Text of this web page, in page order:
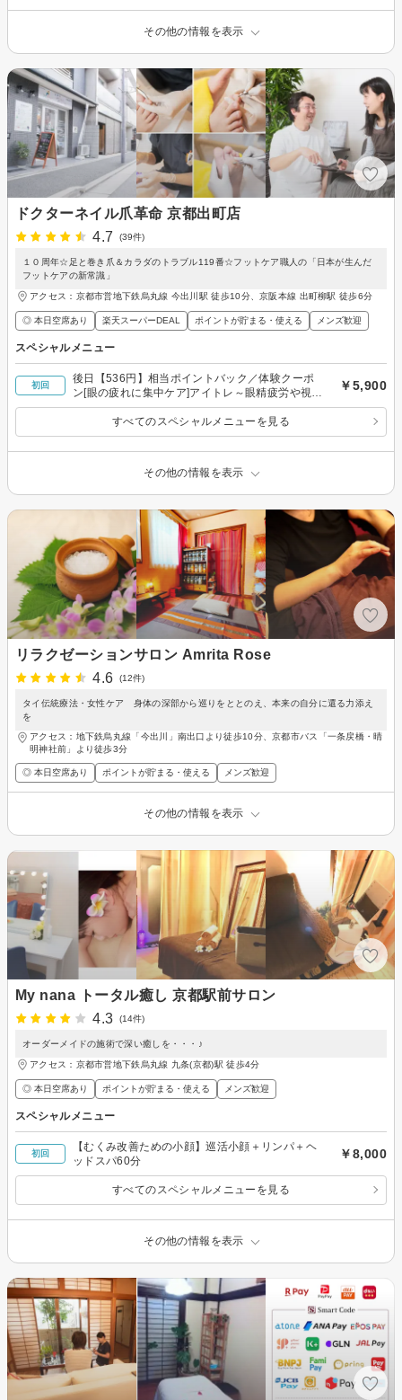
その他の情報を表示
ドクターネイル爪革命 京都出町店
4.7
(39件)
１０周年☆足と巻き爪＆カラダのトラブル119番☆フットケア職人の「日本が生んだ
フットケアの新常識」
アクセス：京都市営地下鉄烏丸線 今出川駅 徒歩10分、京阪本線 出町柳駅 徒歩6分
◎ 本日空席あり 楽天スーパーDEAL ポイントが貯まる・使える メンズ歓迎
スペシャルメニュー
初回
後日【536円】相当ポイントバック／体験クーポ
ン[眼の疲れに集中ケア]アイトレ～眼精疲労や視力
トラブルをサポート☆
￥5,900
すべてのスペシャルメニューを見る
その他の情報を表示
リラクゼーションサロン Amrita Rose
4.6
(12件)
タイ伝統療法・女性ケア 身体の深部から巡りをととのえ、本来の自分に還る力添え
を
アクセス：地下鉄烏丸線「今出川」南出口より徒歩10分、京都市バス「一条戻橋・晴
明神社前」より徒歩3分
◎ 本日空席あり ポイントが貯まる・使える メンズ歓迎
その他の情報を表示
My nana トータル癒し 京都駅前サロン
4.3
(14件)
オーダーメイドの施術で深い癒しを・・・♪
アクセス：京都市営地下鉄烏丸線 九条(京都)駅 徒歩4分
◎ 本日空席あり ポイントが貯まる・使える メンズ歓迎
スペシャルメニュー
初回
【むくみ改善ための小顔】巡活小顔＋リンパ＋ヘ
ッドスパ60分
￥8,000
すべてのスペシャルメニューを見る
その他の情報を表示